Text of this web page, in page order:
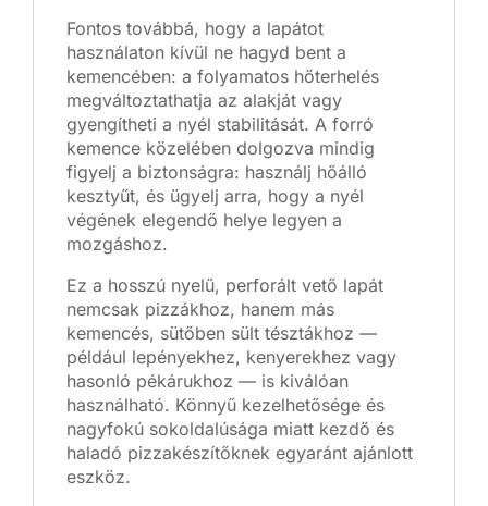
Fontos továbbá, hogy a lapátot
használaton kívül ne hagyd bent a
kemencében: a folyamatos hőterhelés
megváltoztathatja az alakját vagy
gyengítheti a nyél stabilitását. A forró
kemence közelében dolgozva mindig
figyelj a biztonságra: használj hőálló
kesztyűt, és ügyelj arra, hogy a nyél
végének elegendő helye legyen a
mozgáshoz.
Ez a hosszú nyelű, perforált vető lapát
nemcsak pizzákhoz, hanem más
kemencés, sütőben sült tésztákhoz —
például lepényekhez, kenyerekhez vagy
hasonló pékárukhoz — is kiválóan
használható. Könnyű kezelhetősége és
nagyfokú sokoldalúsága miatt kezdő és
haladó pizzakészítőknek egyaránt ajánlott
eszköz.